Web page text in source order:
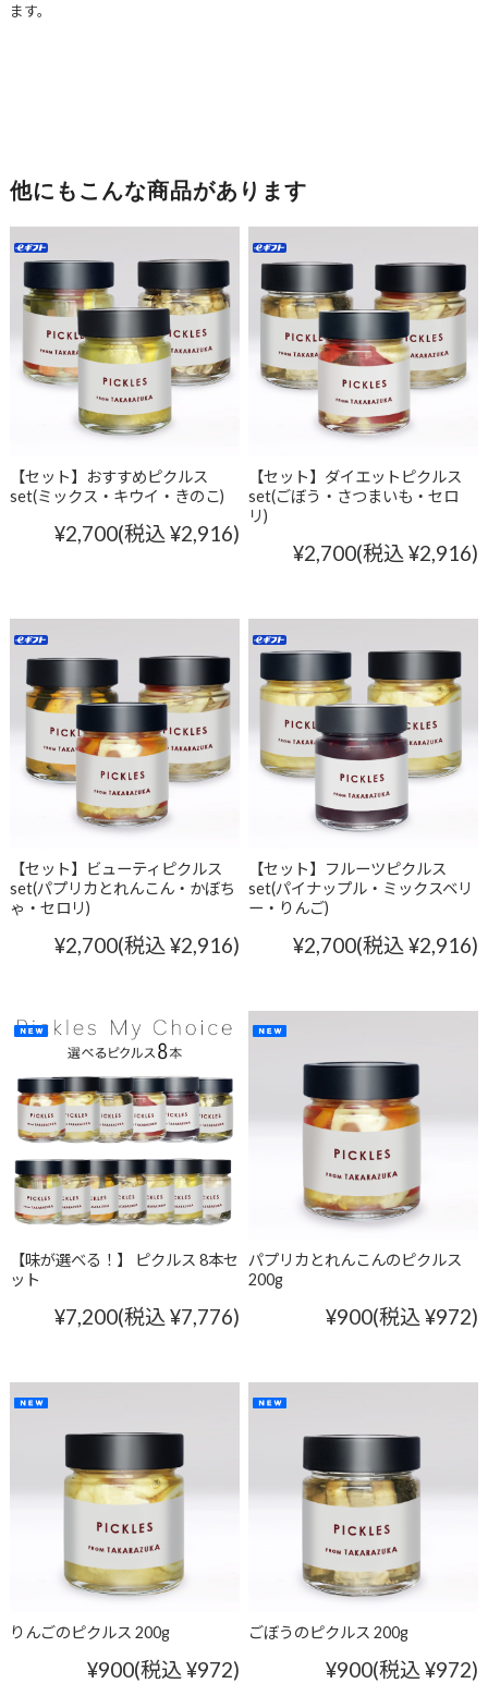
ます。
他にもこんな商品があります
【セット】おすすめピクルス
set(ミックス・キウイ・きのこ)
¥2,700(税込 ¥2,916)
【セット】ダイエットピクルス
set(ごぼう・さつまいも・セロ
リ)
¥2,700(税込 ¥2,916)
【セット】ビューティピクルス
set(パプリカとれんこん・かぼち
ゃ・セロリ)
¥2,700(税込 ¥2,916)
【セット】フルーツピクルス
set(パイナップル・ミックスベリ
ー・りんご)
¥2,700(税込 ¥2,916)
【味が選べる！】 ピクルス 8本セ
ット
¥7,200(税込 ¥7,776)
パプリカとれんこんのピクルス
200g
¥900(税込 ¥972)
りんごのピクルス 200g
¥900(税込 ¥972)
ごぼうのピクルス 200g
¥900(税込 ¥972)